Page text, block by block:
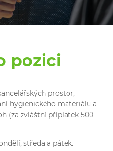
pozici
prostor,
hygienického materiálu a
(za zvláštní příplatek 500
středa a pátek.